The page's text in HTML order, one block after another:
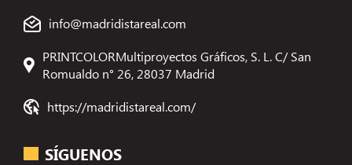
info@madridistareal.com
PRINTCOLORMultiproyectos Gráficos, S. L. C/ San
Romualdo n° 26, 28037 Madrid
https://madridistareal.com/
SÍGUENOS